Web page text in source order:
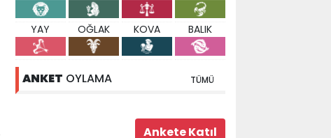
YAY OĞLAK KOVA BALIK
ANKET OYLAMA TÜMÜ